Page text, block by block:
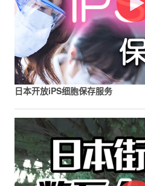
日本开放iPS细胞保存服务